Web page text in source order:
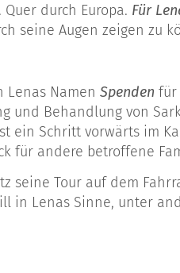
durch Europa. Für
seine Augen zeigen zu kö
Lenas Namen Spenden für
und Behandlung von
ein Schritt vorwärts im
für andere betroffene
seine Tour auf dem
in Lenas Sinne, unter